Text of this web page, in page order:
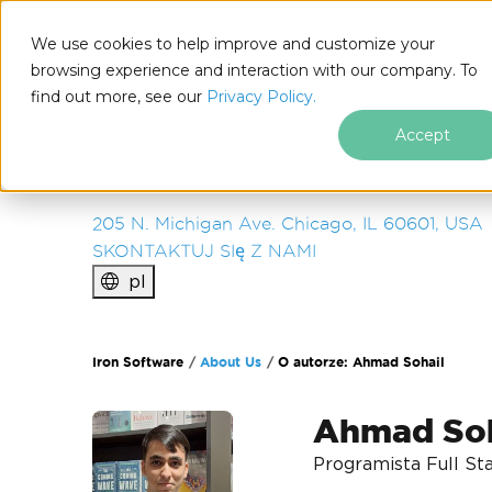
We use cookies to help improve and customize your
browsing experience and interaction with our company. To
find out more, see our Privacy Policy.
Accept
IRONSOFTWARE
PRODUKTY
ENTERPRISE
205 N. Michigan Ave. Chicago, IL 60601, USA
SKONTAKTUJ SIę Z NAMI
pl
Iron Software About Us O autorze: Ahmad Sohail
Ahmad
Programista Full